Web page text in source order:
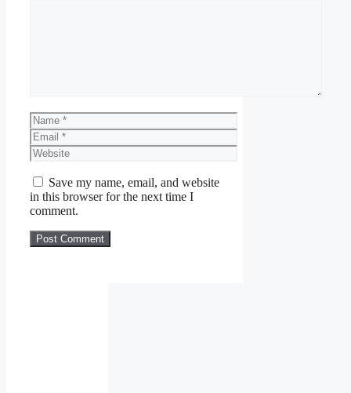
Name
Email
Website
Save my name, email, and website
in this browser for the next time I
comment.